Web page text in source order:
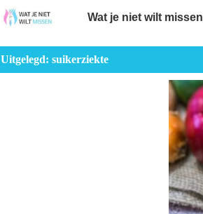
Wat je niet wilt missen
Uitgelegd: suikerziekte